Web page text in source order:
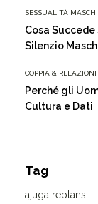
SESSUALITÀ
Cosa Succede
Silenzio
COPPIA & RELAZIONI
Perché gli
Cultura e Dati
Tag
ajuga reptans